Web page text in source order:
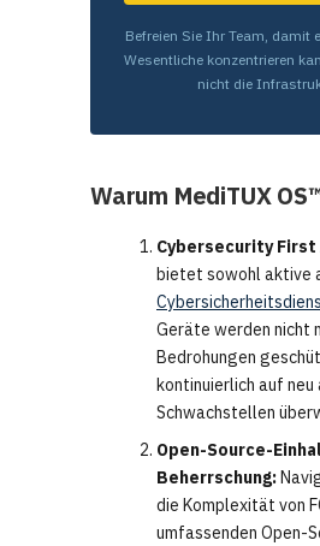
Befreien Sie Ihr Team, damit
Wesentliche konzentrieren
nicht die
Warum MediTUX
Cybersecurity First
bietet sowohl aktive
Geräte werden nicht
Bedrohungen
kontinuierlich auf
Schwachstellen
Open-Source-
Beherrschung:
die Komplexität von
umfassenden Open-